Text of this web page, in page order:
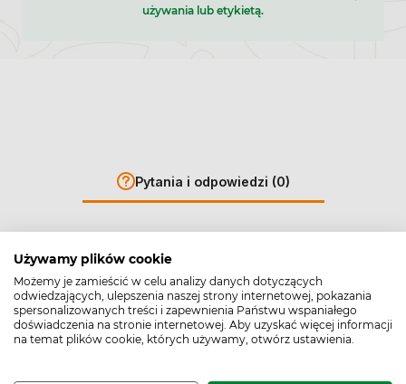
Używamy plików cookie
Możemy je zamieścić w celu analizy danych dotyczących
odwiedzających, ulepszenia naszej strony internetowej, pokazania
spersonalizowanych treści i zapewnienia Państwu wspaniałego
doświadczenia na stronie internetowej. Aby uzyskać więcej informacji
na temat plików cookie, których używamy, otwórz ustawienia.
używania lub etykietą.
Pytania i odpowiedzi (0)
Zadaj pytanie